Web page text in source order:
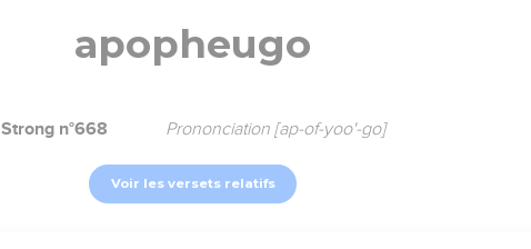
apopheugo
Strong n°668 Prononciation [ap-of-yoo'-go]
Voir les versets relatifs